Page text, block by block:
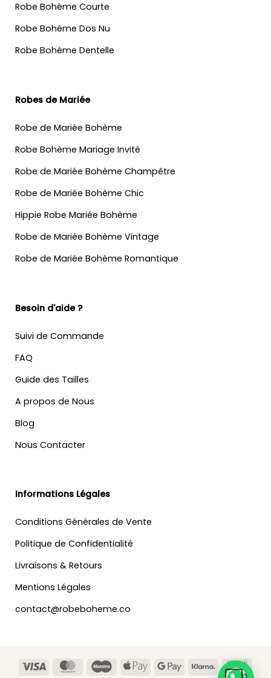
Robe Bohème Courte
Robe Bohème Dos Nu
Robe Bohème Dentelle
Robes de Mariée
Robe de Mariée Bohème
Robe Bohème Mariage Invité
Robe de Mariée Bohème Champêtre
Robe de Mariée Bohème Chic
Hippie Robe Mariée Bohème
Robe de Mariée Bohème Vintage
Robe de Mariée Bohème Romantique
Besoin d'aide ?
Suivi de Commande
FAQ
Guide des Tailles
A propos de Nous
Blog
Nous Contacter
Informations Légales
Conditions Générales de Vente
Politique de Confidentialité
Livraisons & Retours
Mentions Légales
contact@robeboheme.co
Visa MasterCardMaestroApple
Google Klarna